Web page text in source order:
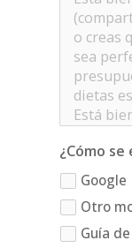
¿Cómo
Google
Otro
Guía